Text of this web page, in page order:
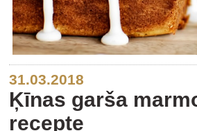
31.03.2018
Ķīnas garša
recepte